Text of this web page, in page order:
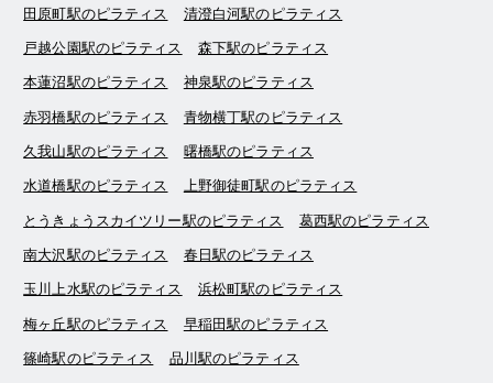
田原町駅のピラティス 清澄白河駅のピラティス
戸越公園駅のピラティス 森下駅のピラティス
本蓮沼駅のピラティス 神泉駅のピラティス
赤羽橋駅のピラティス 青物横丁駅のピラティス
久我山駅のピラティス 曙橋駅のピラティス
水道橋駅のピラティス 上野御徒町駅のピラティス
とうきょうスカイツリー駅のピラティス 葛西駅のピラティス
南大沢駅のピラティス 春日駅のピラティス
玉川上水駅のピラティス 浜松町駅のピラティス
梅ヶ丘駅のピラティス 早稲田駅のピラティス
篠崎駅のピラティス 品川駅のピラティス